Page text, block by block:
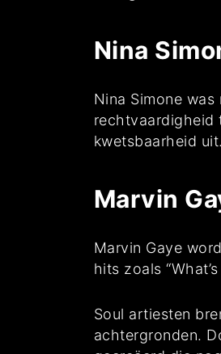
Nina
Nina Simone
rechtvaardigheid
kwetsbaarheid uit.
Marvin
Marvin Gaye
hits zoals
Soul artiesten
achtergronden.